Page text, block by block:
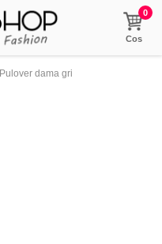
0
Cos
Pulover dama gri